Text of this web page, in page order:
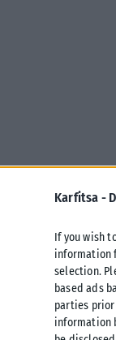
Karfitsa -
If you wish
information
selection.
based ads
parties
information